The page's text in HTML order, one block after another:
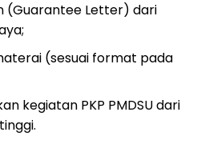
(Guarantee Letter) dari
(sesuai format pada
kegiatan PKP PMDSU dari